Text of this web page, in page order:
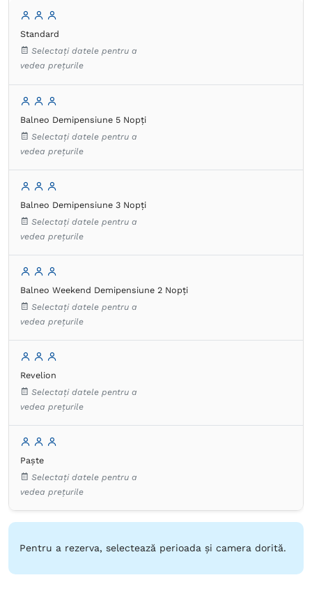
Standard
Selectați datele pentru a
vedea prețurile
Balneo Demipensiune 5 Nopți
Selectați datele pentru a
vedea prețurile
Balneo Demipensiune 3 Nopți
Selectați datele pentru a
vedea prețurile
Balneo Weekend Demipensiune 2 Nopți
Selectați datele pentru a
vedea prețurile
Revelion
Selectați datele pentru a
vedea prețurile
Paște
Selectați datele pentru a
vedea prețurile
Pentru a rezerva, selectează perioada și camera dorită.